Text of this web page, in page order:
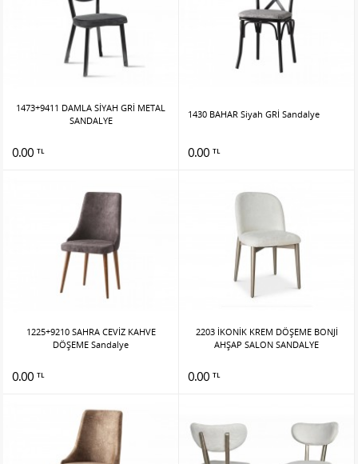
1473+9411 DAMLA SİYAH GRİ METAL
SANDALYE
0.00 TL
1430 BAHAR Siyah GRİ Sandalye
0.00 TL
1225+9210 SAHRA CEVİZ KAHVE
DÖŞEME Sandalye
0.00 TL
2203 İKONİK KREM DÖŞEME BONJİ
AHŞAP SALON SANDALYE
0.00 TL